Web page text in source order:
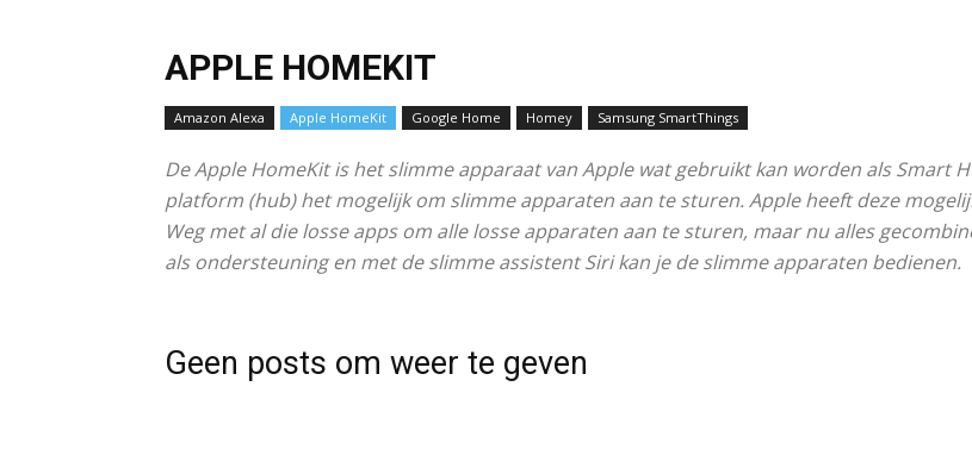
APPLE HOMEKIT
Amazon Alexa Apple HomeKit Google Home Homey Samsung SmartThings
De Apple HomeKit is het slimme apparaat van Apple wat gebruikt kan worden als Smart
platform (hub) het mogelijk om slimme apparaten aan te sturen. Apple heeft deze
Weg met al die losse apps om alle losse apparaten aan te sturen, maar nu alles
als ondersteuning en met de slimme assistent Siri kan je de slimme apparaten bedienen.
Geen posts om weer te geven